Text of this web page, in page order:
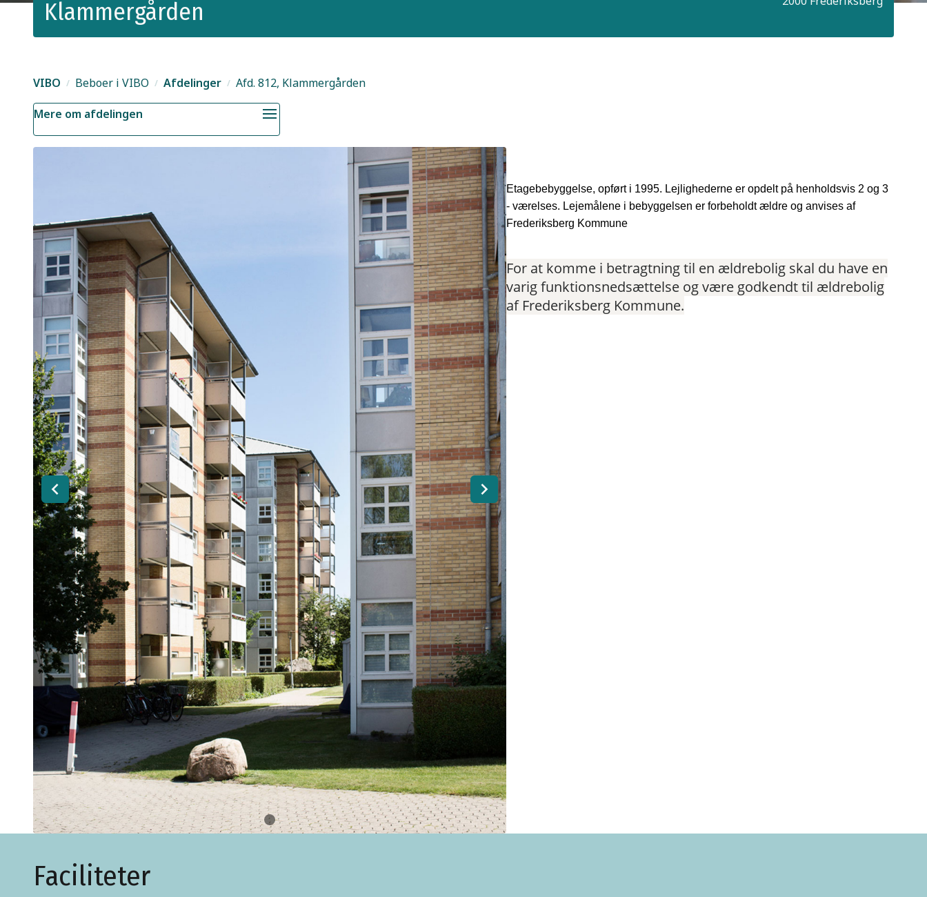
Klammergården
VIBO Beboer i VIBO Afdelinger Afd. 812, Klammergården
Mere om afdelingen
Etagebebyggelse, opført i 1995. Lejlighederne er opdelt på henholdsvis 2 og 3
- værelses. Lejemålene i bebyggelsen er forbeholdt ældre og anvises af
Frederiksberg Kommune
For at komme i betragtning til en ældrebolig skal du have en
varig funktionsnedsættelse og være godkendt til ældrebolig
af Frederiksberg Kommune.
Faciliteter